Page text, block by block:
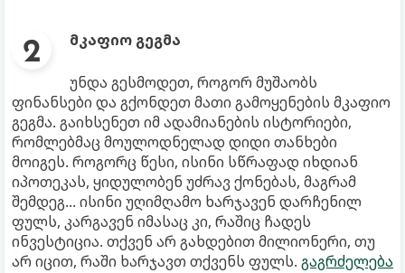
მკაფიო გეგმა
უნდა გესმოდეთ, როგორ მუშაობს
ფინანსები და გქონდეთ მათი გამოყენების მკაფიო
გეგმა. გაიხსენეთ იმ ადამიანების ისტორიები,
რომლებმაც მოულოდნელად დიდი თანხები
მოიგეს. როგორც წესი, ისინი სწრაფად იხდიან
იპოთეკას, ყიდულობენ უძრავ ქონებას, მაგრამ
შემდეგ... ისინი უღიმღამო ხარჯავენ დარჩენილ
ფულს, კარგავენ იმასაც კი, რაშიც ჩადეს
ინვესტიცია. თქვენ არ გახდებით მილიონერი, თუ
არ იცით, რაში ხარჯავთ თქვენს ფულს. გაგრძელება